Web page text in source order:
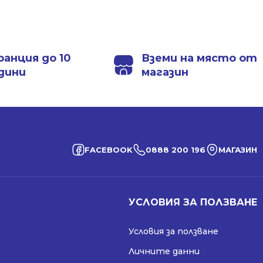
до 10
Вземи на място от
магазин
FACEBOOK 0888 200 196 МАГАЗИН
УСЛОВИЯ ЗА ПОЛЗВАНЕ
Условия за ползване
Личните данни